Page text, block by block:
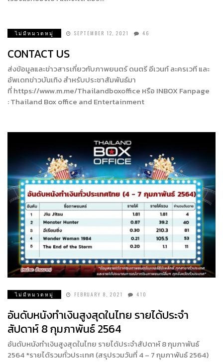
ไม่มีหมวดหมู่ SEPTEMBER 12, 2021 46
CONTACT US
ส่งข้อมูลและข่าวสารเกี่ยวกับภาพยนตร์ ดนตรี อีเวนท์ ละครเวที และ
อัพเดทข่าวบันเทิง สำหรับประชาสัมพันธ์มา
ที่ https://www.m.me/Thailandboxoffice หรือ INBOX Fanpage
: Thailand Box office and Entertainment
ไม่มีหมวดหมู่ FEBRUARY 8, 2021 410
อันดับหนังทำเงินสูงสุดในไทย รายได้ประจำ
สัปดาห์ 8 กุมภาพันธ์ 2564
อันดับหนังทำเงินสูงสุดในไทย รายได้ประจำสัปดาห์ 8 กุมภาพันธ์
2564 *รายได้รวมทั่วประเทศ (สรุปรวมวันที่ 4 – 7 กุมภาพันธ์ 2564)